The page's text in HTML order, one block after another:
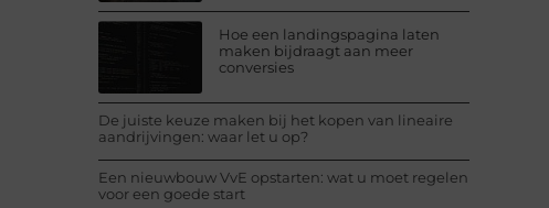
Hoe een landingspagina laten
maken bijdraagt aan meer
conversies
De juiste keuze maken bij het kopen van lineaire
aandrijvingen: waar let u op?
Een nieuwbouw VvE opstarten: wat u moet regelen
voor een goede start